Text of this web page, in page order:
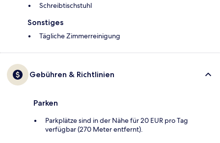
Schreibtischstuhl
Sonstiges
Tägliche Zimmerreinigung
Gebühren & Richtlinien
Parken
Parkplätze sind in der Nähe für 20 EUR pro Tag
verfügbar (270 Meter entfernt).